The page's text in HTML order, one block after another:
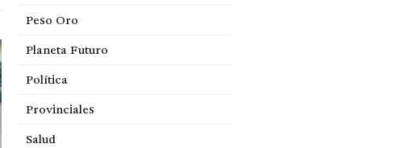
Peso Oro
Planeta Futuro
Política
Provinciales
Salud